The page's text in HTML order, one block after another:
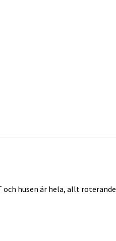
husen är hela, allt